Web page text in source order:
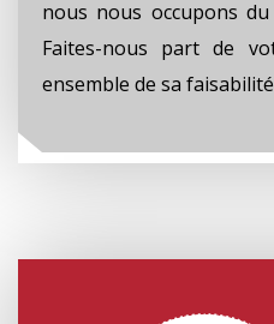
nous nous occupons
Faites-nous part de
ensemble de sa